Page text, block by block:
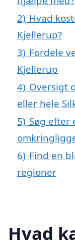
2) Hvad
Kjellerup?
3) Fordele
Kjellerup
4) Oversigt
eller hele
5) Søg efter
6) Find en
regioner
Hvad